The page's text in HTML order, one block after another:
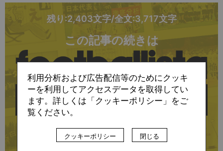
残り:2,403文字/全文:3,717文字
この記事の続きは
に会員登録すると
お読みいただけます
利用分析および広告配信等のためにクッキ
ーを利用してアクセスデータを取得してい
ます。詳しくは「クッキーポリシー」をご
覧ください。
クッキーポリシー 閉じる